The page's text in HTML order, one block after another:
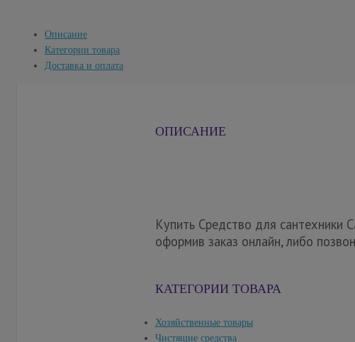
Описание
Категории товара
Доставка и оплата
ОПИСАНИЕ
Купить Средство для сантехники
оформив заказ онлайн, либо
КАТЕГОРИИ ТОВАРА
Хозяйственные товары
Чистящие средства